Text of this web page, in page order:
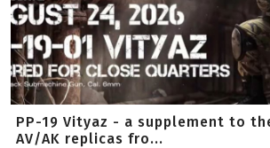
PP-19 Vityaz - a supplement to
AV/AK replicas fro...